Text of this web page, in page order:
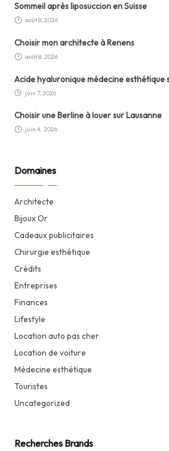
Sommeil après liposuccion en Suisse
août 8, 2026
Choisir mon architecte à Renens
août 8, 2026
Acide hyaluronique médecine esthétique
juin 7, 2026
Choisir une Berline à louer sur Lausanne
juin 4, 2026
Domaines
Architecte
Bijoux Or
Cadeaux publicitaires
Chirurgie esthétique
Crédits
Entreprises
Finances
Lifestyle
Location auto pas cher
Location de voiture
Médecine esthétique
Touristes
Uncategorized
Recherches Brands